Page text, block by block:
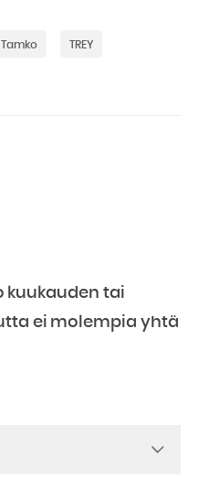
Tamko TREY
kuukauden tai
ei molempia yhtä